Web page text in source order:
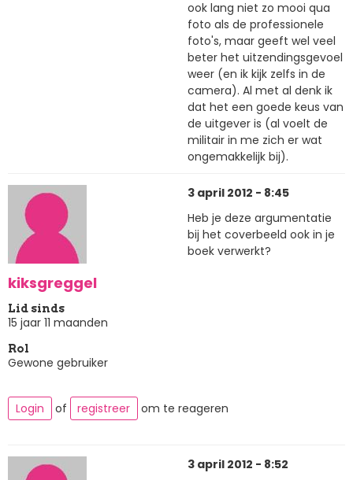
ook lang niet zo mooi qua
foto als de professionele
foto's, maar geeft wel veel
beter het uitzendingsgevoel
weer (en ik kijk zelfs in de
camera). Al met al denk ik
dat het een goede keus van
de uitgever is (al voelt de
militair in me zich er wat
ongemakkelijk bij).
kiksgreggel
Lid sinds
15 jaar 11 maanden
Rol
Gewone gebruiker
3 april 2012 - 8:45
Heb je deze argumentatie
bij het coverbeeld ook in je
boek verwerkt?
Login of registreer om te reageren
3 april 2012 - 8:52